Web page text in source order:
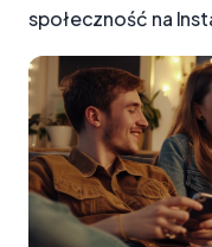
społeczność na